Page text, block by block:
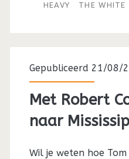
HEAVY
THE WHITE
Gepubliceerd 21/08/
Met Robert
naar
Wil je weten hoe Tom